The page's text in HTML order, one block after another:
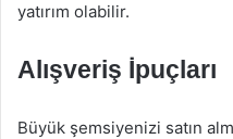
yatırım olabilir.
Alışveriş İpuçları
Büyük şemsiyenizi satın